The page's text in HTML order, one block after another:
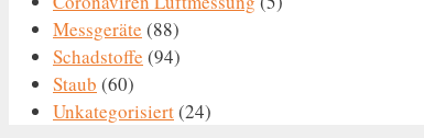
Messgeräte (88)
Schadstoffe (94)
Staub (60)
Unkategorisiert(24)